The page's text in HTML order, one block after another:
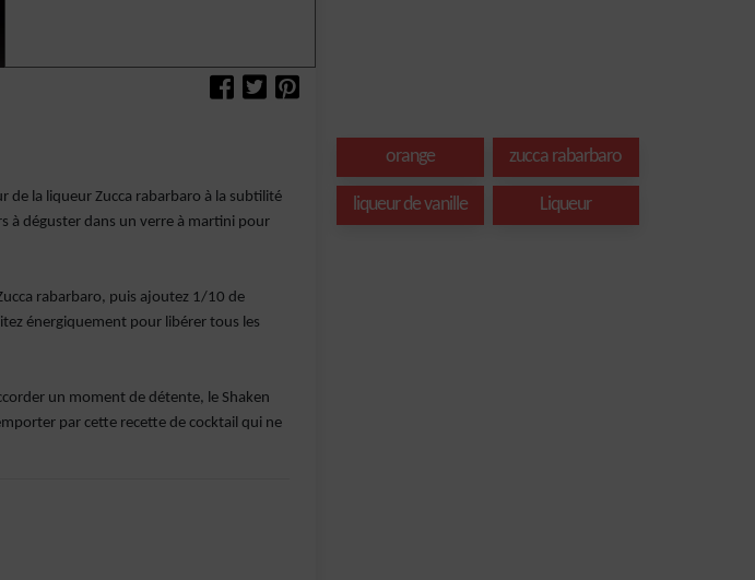
de la liqueur Zucca rabarbaro à la subtilité
à déguster dans un verre à martini pour
rabarbaro, puis ajoutez 1/10 de
énergiquement pour libérer tous les
un moment de détente, le Shaken
par cette recette de cocktail qui ne
orange zucca rabarbaro
liqueur de vanille Liqueur